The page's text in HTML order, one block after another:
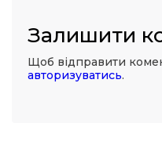
Залишити
Щоб відправити
авторизуватись.